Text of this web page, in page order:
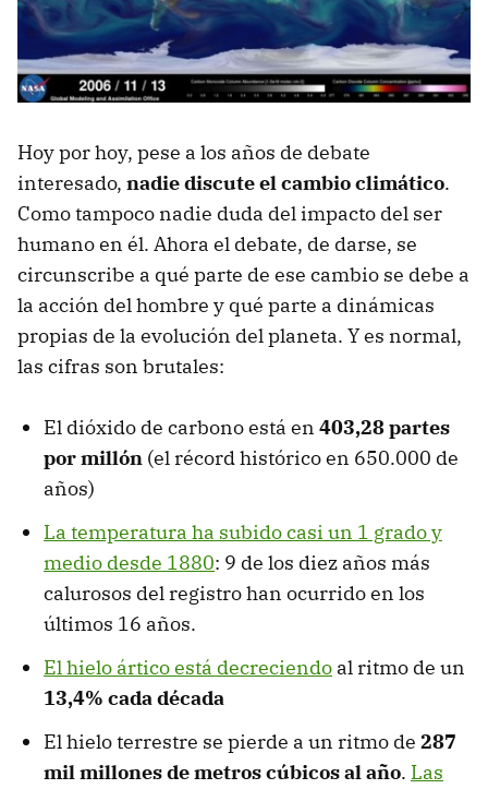
Hoy por hoy, pese a los años de debate
interesado, nadie discute el cambio climático.
Como tampoco nadie duda del impacto del ser
humano en él. Ahora el debate, de darse, se
circunscribe a qué parte de ese cambio se debe a
la acción del hombre y qué parte a dinámicas
propias de la evolución del planeta. Y es normal,
las cifras son brutales:
El dióxido de carbono está en 403,28 partes
por millón (el récord histórico en 650.000 de
años)
La temperatura ha subido casi un 1 grado y
medio desde 1880: 9 de los diez años más
calurosos del registro han ocurrido en los
últimos 16 años.
El hielo ártico está decreciendo al ritmo de un
13,4% cada década
El hielo terrestre se pierde a un ritmo de 287
mil millones de metros cúbicos al año. Las